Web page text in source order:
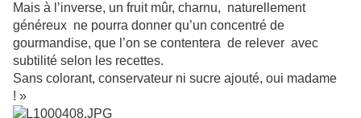
Mais à l’inverse, un fruit mûr, charnu, naturellement
généreux ne pourra donner qu’un concentré de
gourmandise, que l’on se contentera de relever avec
subtilité selon les recettes.
Sans colorant, conservateur ni sucre ajouté, oui madame
! »